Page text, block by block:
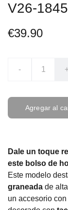
V26-
€39.90
-
Agregar al
Dale un toque
este bolso de
Este modelo
graneada de
un accesorio